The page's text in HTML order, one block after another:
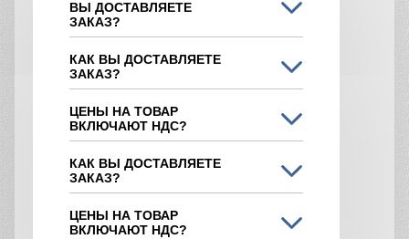
ВЫ ДОСТАВЛЯЕТЕ
ЗАКАЗ?
КАК ВЫ ДОСТАВЛЯЕТЕ
ЗАКАЗ?
ЦЕНЫ НА ТОВАР
ВКЛЮЧАЮТ НДС?
КАК ВЫ ДОСТАВЛЯЕТЕ
ЗАКАЗ?
ЦЕНЫ НА ТОВАР
ВКЛЮЧАЮТ НДС?